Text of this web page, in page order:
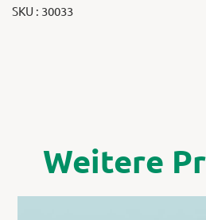
SKU : 30033
Weitere